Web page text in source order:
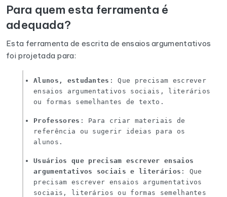
Para quem esta ferramenta é
adequada?
Esta ferramenta de escrita de ensaios argumentativos
foi projetada para:
Alunos, estudantes : Que precisam escrever
ensaios argumentativos sociais, literários
ou formas semelhantes de texto.
Professores : Para criar materiais de
referência ou sugerir ideias para os
alunos.
Usuários que precisam escrever ensaios
argumentativos sociais e literários : Que
precisam escrever ensaios argumentativos
sociais, literários ou formas semelhantes